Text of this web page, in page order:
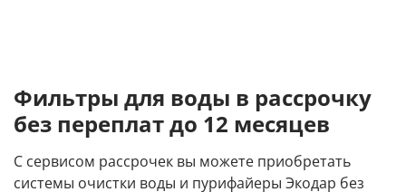
Фильтры для воды в рассрочку
без переплат до 12 месяцев
С сервисом рассрочек вы можете приобретать
системы очистки воды и пурифайеры Экодар без